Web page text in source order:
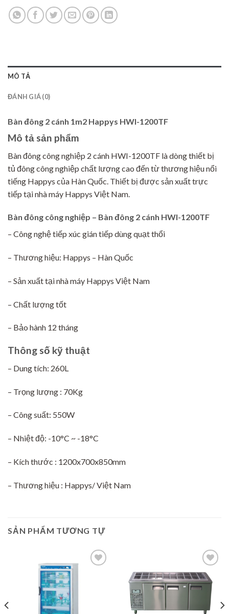
MÔ TẢ
ĐÁNH GIÁ (0)
Bàn đông 2 cánh 1m2 Happys HWI-1200TF
Mô tả sản phẩm
Bàn đông công nghiệp 2 cánh HWI-1200TF là dòng thiết bị
tủ đông công nghiệp chất lượng cao đến từ thương hiệu nổi
tiếng Happys của Hàn Quốc. Thiết bị được sản xuất trực
tiếp tại nhà máy Happys Việt Nam.
Bàn đông công nghiệp – Bàn đông 2 cánh HWI-1200TF
– Công nghệ tiếp xúc gián tiếp dùng quạt thổi
– Thương hiệu: Happys – Hàn Quốc
– Sản xuất tại nhà máy Happys Việt Nam
– Chất lượng tốt
– Bảo hành 12 tháng
Thông số kỹ thuật
– Dung tích: 260L
– Trọng lượng : 70Kg
– Công suất: 550W
– Nhiệt độ: -10°C ~ -18°C
– Kích thước : 1200x700x850mm
– Thương hiệu : Happys/ Việt Nam
SẢN PHẨM TƯƠNG TỰ
Add to
wishlist